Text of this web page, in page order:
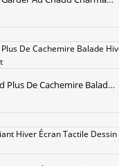
Gant Femme De Plein Air Garder Au Chaud Plus De Cachemire Balade Hiver Du Froid Violet